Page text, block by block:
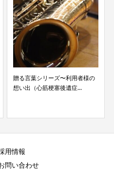
贈る言葉シリーズ〜利用者様の
想い出（心筋梗塞後遺症...
用情報
問い合わせ